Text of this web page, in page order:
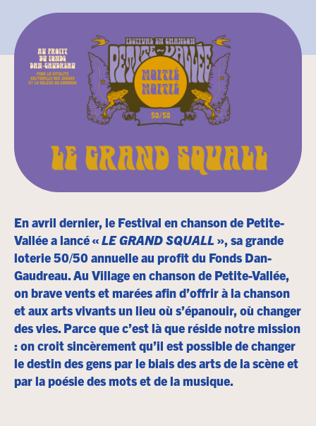
En avril dernier, le Festival en chanson de Petite-
Vallée a lancé «LE GRAND SQUALL», sa grande
loterie 50/50 annuelle au profit du Fonds Dan-
Gaudreau. Au Village en chanson de Petite-Vallée,
on brave vents et marées afin d’offrir à la chanson
et aux arts vivants un lieu où s’épanouir, où changer
des vies. Parce que c’est là que réside notre mission
: on croit sincèrement qu’il est possible de changer
le destin des gens par le biais des arts de la scène et
par la poésie des mots et de la musique.